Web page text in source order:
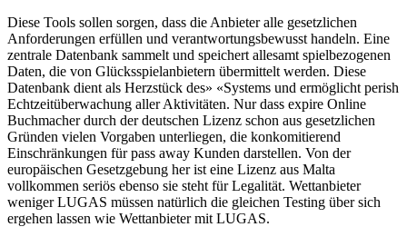
Diese Tools sollen sorgen, dass die Anbieter alle gesetzlichen
Anforderungen erfüllen und verantwortungsbewusst handeln. Eine
zentrale Datenbank sammelt und speichert allesamt spielbezogenen
Daten, die von Glücksspielanbietern übermittelt werden. Diese
Datenbank dient als Herzstück des» «Systems und ermöglicht perish
Echtzeitüberwachung aller Aktivitäten. Nur dass expire Online
Buchmacher durch der deutschen Lizenz schon aus gesetzlichen
Gründen vielen Vorgaben unterliegen, die konkomitierend
Einschränkungen für pass away Kunden darstellen. Von der
europäischen Gesetzgebung her ist eine Lizenz aus Malta
vollkommen seriös ebenso sie steht für Legalität. Wettanbieter
weniger LUGAS müssen natürlich die gleichen Testing über sich
ergehen lassen wie Wettanbieter mit LUGAS.